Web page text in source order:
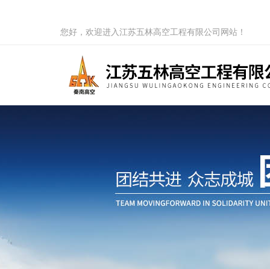
您好，欢迎进入江苏五林高空工程有限公司网站！